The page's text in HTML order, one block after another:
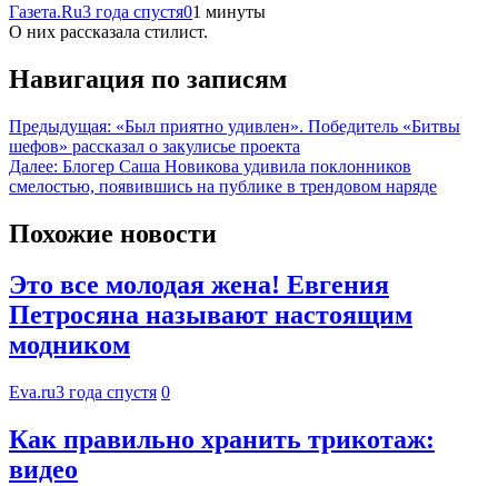
Газета.Ru3 года спустя01 минуты
О них рассказала стилист.
Навигация по записям
Предыдущая: «Был приятно удивлен». Победитель «Битвы
шефов» рассказал о закулисье проекта
Далее: Блогер Саша Новикова удивила поклонников
смелостью, появившись на публике в трендовом наряде
Похожие новости
Это все молодая жена! Евгения
Петросяна называют настоящим
модником
Eva.ru3 года спустя 0
Как правильно хранить трикотаж:
видео